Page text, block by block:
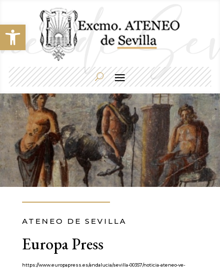
Abrir barra de herramientas
ATENEO DE SEVILLA
Europa Press
https://www.europapress.es/andalucia/sevilla-00357/noticia-ateneo-ve-